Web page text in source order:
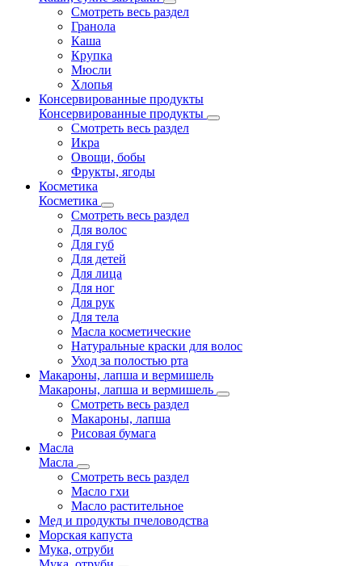
Смотреть весь раздел
Гранола
Каша
Крупка
Мюсли
Хлопья
Консервированные продукты
Консервированные продукты
Смотреть весь раздел
Икра
Овощи, бобы
Фрукты, ягоды
Косметика
Косметика
Смотреть весь раздел
Для волос
Для губ
Для детей
Для лица
Для ног
Для рук
Для тела
Масла косметические
Натуральные краски для волос
Уход за полостью рта
Макароны, лапша и вермишель
Макароны, лапша и вермишель
Смотреть весь раздел
Макароны, лапша
Рисовая бумага
Масла
Масла
Смотреть весь раздел
Масло гхи
Масло растительное
Мед и продукты пчеловодства
Морская капуста
Мука, отруби